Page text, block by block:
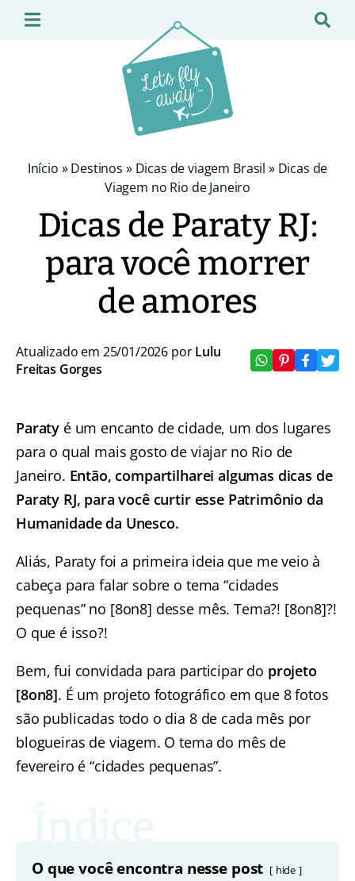
Início »Destinos » Dicas de viagem Brasil » Dicas de
Viagem no Rio de Janeiro
Dicas de Paraty RJ:
para você morrer
de amores
Atualizado em 25/01/2026 porLulu
Freitas Gorges
Paraty é um encanto de cidade, um dos lugares
para o qual mais gosto de viajar no Rio de
Janeiro. Então, compartilharei algumas dicas de
Paraty RJ, para você curtir esse Patrimônio da
Humanidade da Unesco.
Aliás, Paraty foi a primeira ideia que me veio à
cabeça para falar sobre o tema “cidades
pequenas” no [8on8] desse mês. Tema?! [8on8]?!
O que é isso?!
Bem, fui convidada para participar do projeto
[8on8]. É um projeto fotográfico em que 8 fotos
são publicadas todo o dia 8 de cada mês por
blogueiras de viagem. O tema do mês de
fevereiro é “cidades pequenas”.
O que você encontra nesse post hide